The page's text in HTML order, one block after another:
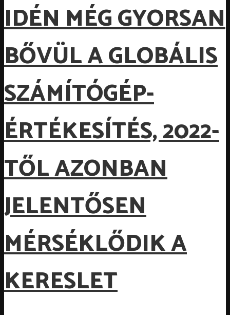
IDÉN MÉG GYORSAN
BŐVÜL A GLOBÁLIS
SZÁMÍTÓGÉP-
ÉRTÉKESÍTÉS, 2022-
TŐL AZONBAN
JELENTŐSEN
MÉRSÉKLŐDIK A
KERESLET